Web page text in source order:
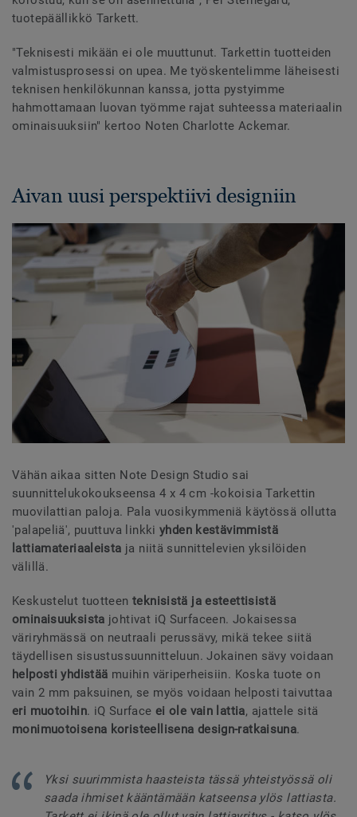
tuotepäällikkö Tarkett.
"Teknisesti mikään ei ole muuttunut. Tarkettin tuotteiden
valmistusprosessi on upea. Me työskentelimme läheisesti
teknisen henkilökunnan kanssa, jotta pystyimme
hahmottamaan luovan työmme rajat suhteessa materiaalin
ominaisuuksiin" kertoo Noten Charlotte Ackemar.
Aivan uusi perspektiivi designiin
Vähän aikaa sitten Note Design Studio sai
suunnittelukokoukseensa 4 x 4 cm -kokoisia Tarkettin
muovilattian paloja. Pala vuosikymmeniä käytössä ollutta
'palapeliä', puuttuva linkki yhden kestävimmistä
lattiamateriaaleista ja niitä sunnittelevien yksilöiden
välillä.
Keskustelut tuotteen teknisistä ja esteettisistä
ominaisuuksista johtivat iQ Surfaceen. Jokaisessa
väriryhmässä on neutraali perussävy, mikä tekee siitä
täydellisen sisustussuunnitteluun. Jokainen sävy voidaan
helposti yhdistää muihin väriperheisiin. Koska tuote on
vain 2 mm paksuinen, se myös voidaan helposti taivuttaa
eri muotoihin. iQ Surface ei ole vain lattia, ajattele sitä
monimuotoisena koristeellisena design-ratkaisuna.
Yksi suurimmista haasteista tässä yhteistyössä oli
saada ihmiset kääntämään katseensa ylös lattiasta.